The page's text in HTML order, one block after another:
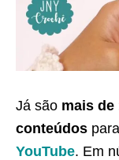
Já são mais de
conteúdos
YouTube. Em